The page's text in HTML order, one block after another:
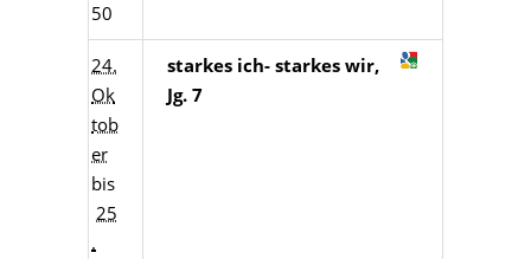
50
24.
Ok
tob
er
bis
25
.
starkes ich- starkes wir,
Jg. 7